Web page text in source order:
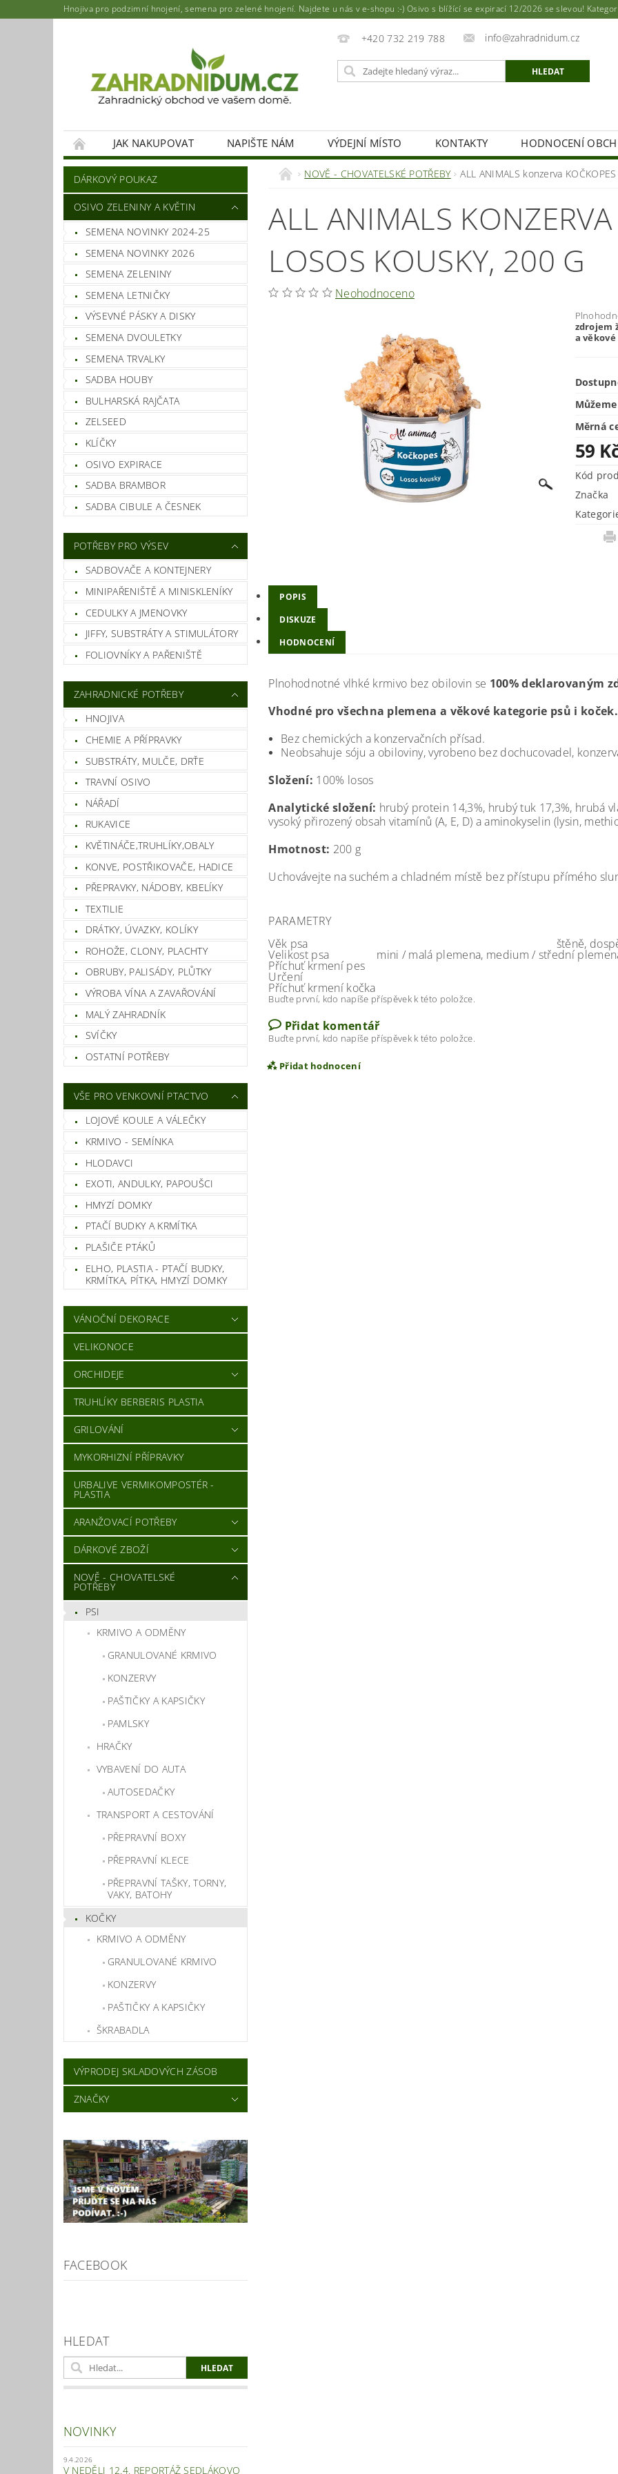
Hnojiva pro podzimní hnojení, semena pro zelené hnojení. Najdete u nás v e-shopu :-) Osivo s blížící se expirací 12/2026 se slevou! Kategorie
+420 732 219 788 info@zahradnidum.cz
JAK NAKUPOVAT NAPIŠTE NÁM VÝDEJNÍ MÍSTO KONTAKTY HODNOCENÍ
DÁRKOVÝ POUKAZ
OSIVO ZELENINY A KVĚTIN
SEMENA NOVINKY 2024-25
SEMENA NOVINKY 2026
SEMENA ZELENINY
SEMENA LETNIČKY
VÝSEVNÉ PÁSKY A DISKY
SEMENA DVOULETKY
SEMENA TRVALKY
SADBA HOUBY
BULHARSKÁ RAJČATA
ZELSEED
KLÍČKY
OSIVO EXPIRACE
SADBA BRAMBOR
SADBA CIBULE A ČESNEK
POTŘEBY PRO VÝSEV
SADBOVAČE A KONTEJNERY
MINIPAŘENIŠTĚ A MINISKLENÍKY
CEDULKY A JMENOVKY
JIFFY, SUBSTRÁTY A STIMULÁTORY
FOLIOVNÍKY A PAŘENIŠTĚ
ZAHRADNICKÉ POTŘEBY
HNOJIVA
CHEMIE A PŘÍPRAVKY
SUBSTRÁTY, MULČE, DRŤE
TRAVNÍ OSIVO
NÁŘADÍ
RUKAVICE
KVĚTINÁČE,TRUHLÍKY,OBALY
KONVE, POSTŘIKOVAČE, HADICE
PŘEPRAVKY, NÁDOBY, KBELÍKY
TEXTILIE
DRÁTKY, ÚVAZKY, KOLÍKY
ROHOŽE, CLONY, PLACHTY
OBRUBY, PALISÁDY, PLŮTKY
VÝROBA VÍNA A ZAVAŘOVÁNÍ
MALÝ ZAHRADNÍK
SVÍČKY
OSTATNÍ POTŘEBY
VŠE PRO VENKOVNÍ PTACTVO
LOJOVÉ KOULE A VÁLEČKY
KRMIVO - SEMÍNKA
HLODAVCI
EXOTI, ANDULKY, PAPOUŠCI
HMYZÍ DOMKY
PTAČÍ BUDKY A KRMÍTKA
PLAŠIČE PTÁKŮ
ELHO, PLASTIA - PTAČÍ BUDKY,
KRMÍTKA, PÍTKA, HMYZÍ DOMKY
VÁNOČNÍ DEKORACE
VELIKONOCE
ORCHIDEJE
TRUHLÍKY BERBERIS PLASTIA
GRILOVÁNÍ
MYKORHIZNÍ PŘÍPRAVKY
URBALIVE VERMIKOMPOSTÉR -
PLASTIA
ARANŽOVACÍ POTŘEBY
DÁRKOVÉ ZBOŽÍ
NOVĚ - CHOVATELSKÉ
POTŘEBY
PSI
KRMIVO A ODMĚNY
GRANULOVANÉ KRMIVO
KONZERVY
PAŠTIČKY A KAPSIČKY
PAMLSKY
HRAČKY
VYBAVENÍ DO AUTA
AUTOSEDAČKY
TRANSPORT A CESTOVÁNÍ
PŘEPRAVNÍ BOXY
PŘEPRAVNÍ KLECE
PŘEPRAVNÍ TAŠKY, TORNY,
VAKY, BATOHY
KOČKY
KRMIVO A ODMĚNY
GRANULOVANÉ KRMIVO
KONZERVY
PAŠTIČKY A KAPSIČKY
ŠKRABADLA
VÝPRODEJ SKLADOVÝCH ZÁSOB
ZNAČKY
FACEBOOK
HLEDAT
NOVINKY
9.4.2026
V NEDĚLI 12.4. REPORTÁŽ SEDLÁKOVO
NOVĚ - CHOVATELSKÉ POTŘEBY ALL ANIMALS konzerva
ALL ANIMALS
LOSOS KOUSKY, 200 G
Neohodnoceno
zdrojem
a
Měrná
59
Kód
Značka
POPIS
DISKUZE
HODNOCENÍ
Plnohodnotné vlhké krmivo bez obilovin se 100% deklarovaným
Vhodné pro všechna plemena a věkové kategorie psů i koček.
Bez chemických a konzervačních přísad.
Neobsahuje sóju a obiloviny, vyrobeno bez dochucovadel,
Složení: 100% losos
Analytické složení: hrubý protein 14,3%, hrubý tuk 17,3%, hrubá
vysoký přirozený obsah vitamínů (A, E, D) a aminokyselin (lysin,
Hmotnost: 200 g
Uchovávejte na suchém a chladném místě bez přístupu přímého
PARAMETRY
Věk psa
štěně,
Velikost psa mini / malá plemena, medium / střední
Příchuť krmení pes
Určení
Příchuť krmení kočka
Buďte první, kdo napíše příspěvek k této položce.
Přidat komentář
Buďte první, kdo napíše příspěvek k této položce.
Přidat hodnocení